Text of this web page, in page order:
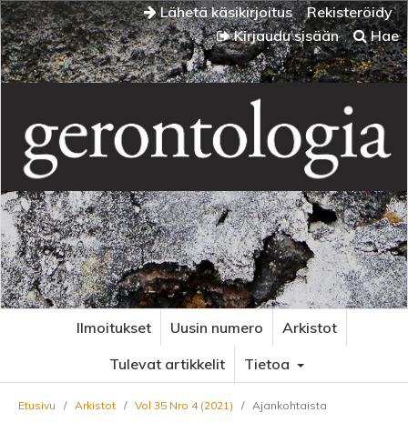
Lähetä käsikirjoitus
Rekisteröidy
Kirjaudu sisään
Hae
Ilmoitukset Uusin numero
Arkistot
Tulevat artikkelit
Tietoa
Etusivu / Arkistot / Vol 35 Nro 4 (2021) / Ajankohtaista